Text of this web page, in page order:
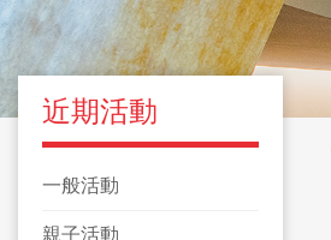
近期活動
一般活動
親子活動